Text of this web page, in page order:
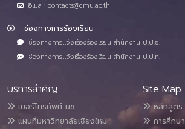
อีเมล : contacts@cmu.ac.th
ช่องทางการร้องเรียน
ช่องทางการแจ้งเรื่องร้องเรียน สำนักงาน ป.ป.ช.
ช่องทางการแจ้งเรื่องร้องเรียน สำนักงาน ป.ป.ท.
บริการสำคัญ
เบอร์โทรศัพท์ มช.
แผนที่มหาวิทยาลัยเชียงใหม่
Site Map
หลักสูตร
การศึกษา